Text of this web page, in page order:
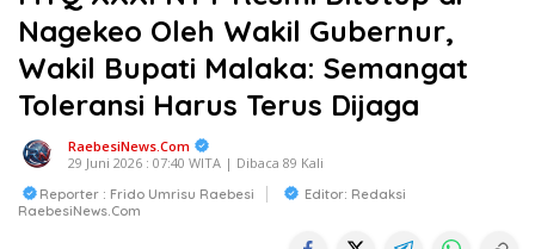
Nagekeo Oleh Wakil Gubernur,
Wakil Bupati Malaka: Semangat
Toleransi Harus Terus Dijaga
RaebesiNews.Com
29 Juni 2026 : 07:40 WITA | Dibaca 89 Kali
Reporter : Frido Umrisu Raebesi
Editor: Redaksi
RaebesiNews.com